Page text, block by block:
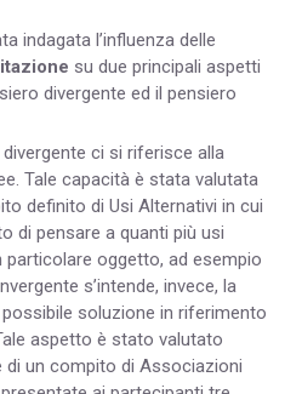
indagata l’influenza delle
su due principali aspetti
divergente ed il pensiero
ci si riferisce alla
Tale capacità è stata valutata
definito di Usi Alternativi in cui
di pensare a quanti più usi
particolare oggetto, ad esempio
s’intende, invece, la
soluzione in riferimento
aspetto è stato valutato
un compito di Associazioni